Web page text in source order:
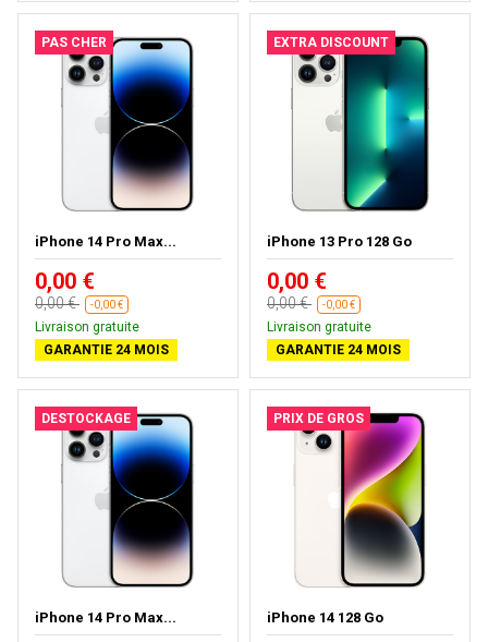
PAS CHER
iPhone 14 Pro Max...
0,00 €
0,00 € -0,00 €
Livraison gratuite
GARANTIE 24 MOIS
EXTRA DISCOUNT
iPhone 13 Pro 128 Go
0,00 €
0,00 € -0,00 €
Livraison gratuite
GARANTIE 24 MOIS
DESTOCKAGE
iPhone 14 Pro Max...
PRIX DE GROS
iPhone 14 128 Go